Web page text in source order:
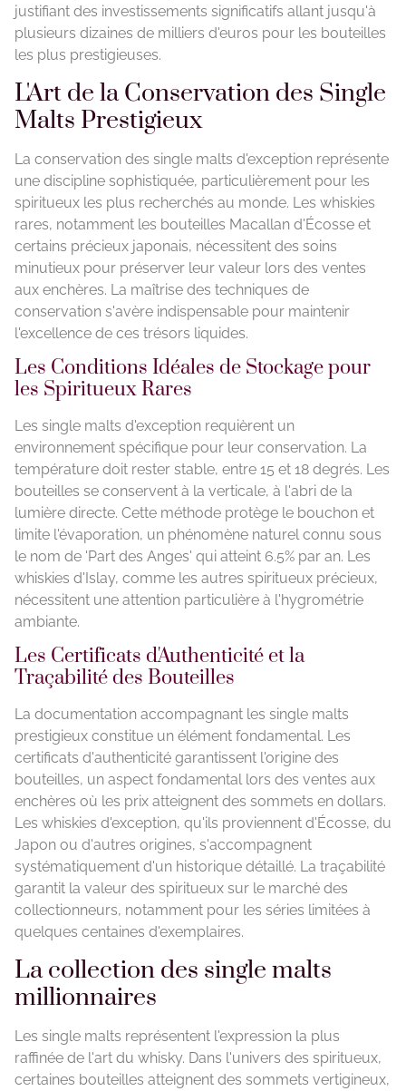
justifiant des investissements significatifs allant jusqu'à
plusieurs dizaines de milliers d'euros pour les bouteilles
les plus prestigieuses.
L'Art de la Conservation des Single
Malts Prestigieux
La conservation des single malts d'exception représente
une discipline sophistiquée, particulièrement pour les
spiritueux les plus recherchés au monde. Les whiskies
rares, notamment les bouteilles Macallan d'Écosse et
certains précieux japonais, nécessitent des soins
minutieux pour préserver leur valeur lors des ventes
aux enchères. La maîtrise des techniques de
conservation s'avère indispensable pour maintenir
l'excellence de ces trésors liquides.
Les Conditions Idéales de Stockage pour
les Spiritueux Rares
Les single malts d'exception requièrent un
environnement spécifique pour leur conservation. La
température doit rester stable, entre 15 et 18 degrés. Les
bouteilles se conservent à la verticale, à l'abri de la
lumière directe. Cette méthode protège le bouchon et
limite l'évaporation, un phénomène naturel connu sous
le nom de 'Part des Anges' qui atteint 6.5% par an. Les
whiskies d'Islay, comme les autres spiritueux précieux,
nécessitent une attention particulière à l'hygrométrie
ambiante.
Les Certificats d'Authenticité et la
Traçabilité des Bouteilles
La documentation accompagnant les single malts
prestigieux constitue un élément fondamental. Les
certificats d'authenticité garantissent l'origine des
bouteilles, un aspect fondamental lors des ventes aux
enchères où les prix atteignent des sommets en dollars.
Les whiskies d'exception, qu'ils proviennent d'Écosse, du
Japon ou d'autres origines, s'accompagnent
systématiquement d'un historique détaillé. La traçabilité
garantit la valeur des spiritueux sur le marché des
collectionneurs, notamment pour les séries limitées à
quelques centaines d'exemplaires.
La collection des single malts
millionnaires
Les single malts représentent l'expression la plus
raffinée de l'art du whisky. Dans l'univers des spiritueux,
certaines bouteilles atteignent des sommets vertigineux,